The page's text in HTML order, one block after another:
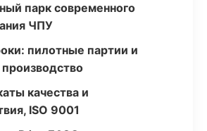
парк современного
ЧПУ
пилотные партии и
качества и
ISO 9001